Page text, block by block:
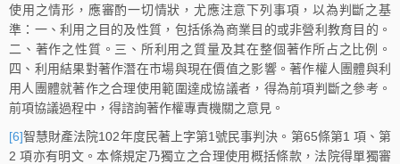
使用之情形，應審酌一切情狀，尤應注意下列事項，以為判斷之基
準：一、利用之目的及性質，包括係為商業目的或非營利教育目的。
二、著作之性質。三、所利用之質量及其在整個著作所占之比例。
四、利用結果對著作潛在市場與現在價值之影響。著作權人團體與利
用人團體就著作之合理使用範圍達成協議者，得為前項判斷之參考。
前項協議過程中，得諮詢著作權專責機關之意見。
[6]智慧財產法院102年度民著上字第1號民事判決。第65條第1 項、第
2 項亦有明文。本條規定乃獨立之合理使用概括條款，法院得單獨審